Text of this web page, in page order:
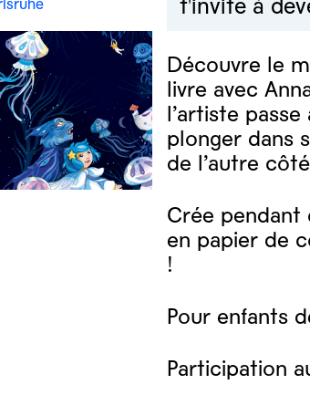
t'invite à
Découvre le
livre avec
l’artiste
plonger dans
de l’autre
Crée pendant
en papier de
!
Pour enfants
Participation